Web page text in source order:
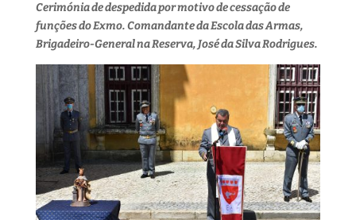
Cerimónia de despedida por motivo de cessação de
funções do Exmo. Comandante da Escola das Armas,
Brigadeiro-General na Reserva, José da Silva Rodrigues.